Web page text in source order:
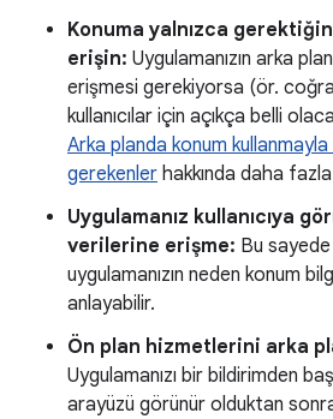
Konuma yalnızca
erişin: Uygulamanızın arka
erişmesi gerekiyorsa (ör.
kullanıcılar için açıkça belli
Arka planda konum
gerekenler hakkında daha
Uygulamanız kullanıcıya
verilerine erişme: Bu sayede
uygulamanızın neden konum
anlayabilir.
Ön plan hizmetlerini arka
Uygulamanızı bir bildirimden
arayüzü görünür olduktan